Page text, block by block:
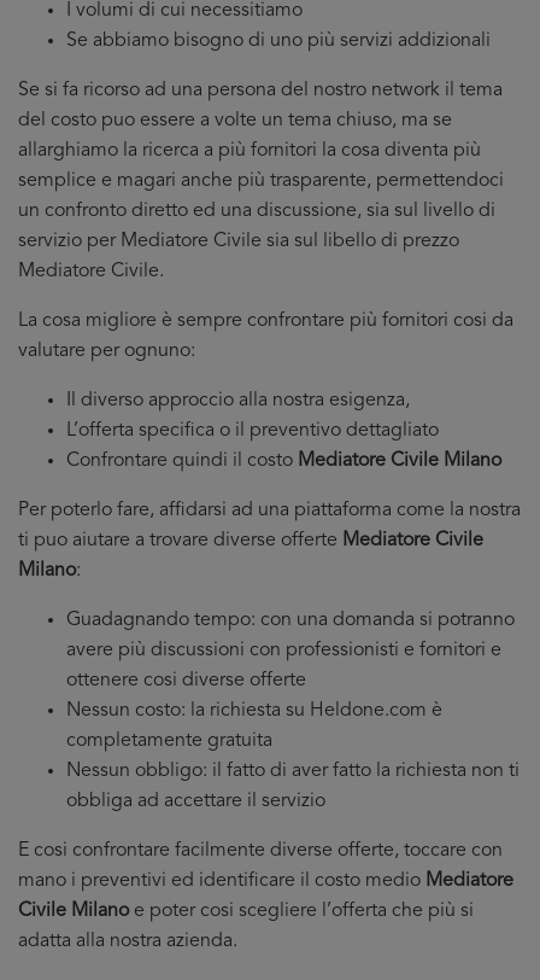
I volumi di cui necessitiamo
Se abbiamo bisogno di uno più servizi addizionali
Se si fa ricorso ad una persona del nostro network il tema
del costo puo essere a volte un tema chiuso, ma se
allarghiamo la ricerca a più fornitori la cosa diventa più
semplice e magari anche più trasparente, permettendoci
un confronto diretto ed una discussione, sia sul livello di
servizio per Mediatore Civile sia sul libello di prezzo
Mediatore Civile.
La cosa migliore è sempre confrontare più fornitori cosi da
valutare per ognuno:
Il diverso approccio alla nostra esigenza,
L’offerta specifica o il preventivo dettagliato
Confrontare quindi il costo Mediatore Civile Milano
Per poterlo fare, affidarsi ad una piattaforma come la nostra
ti puo aiutare a trovare diverse offerte Mediatore Civile
Milano:
Guadagnando tempo: con una domanda si potranno
avere più discussioni con professionisti e fornitori e
ottenere cosi diverse offerte
Nessun costo: la richiesta su Heldone.com è
completamente gratuita
Nessun obbligo: il fatto di aver fatto la richiesta non ti
obbliga ad accettare il servizio
E cosi confrontare facilmente diverse offerte, toccare con
mano i preventivi ed identificare il costo medio Mediatore
Civile Milanoe poter cosi scegliere l’offerta che più si
adatta alla nostra azienda.